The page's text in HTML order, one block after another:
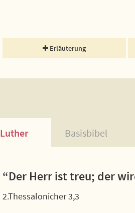
Erläuterung
Luther Basisbibel
“Der Herr ist treu; der
2.Thessalonicher 3,3